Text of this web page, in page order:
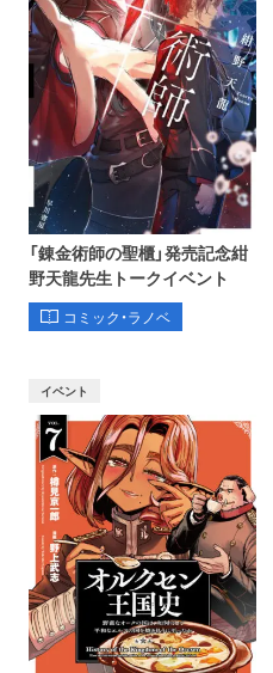
「錬金術師の聖櫃」発売記念紺
野天龍先生トークイベント
コミック・ラノベ
イベント